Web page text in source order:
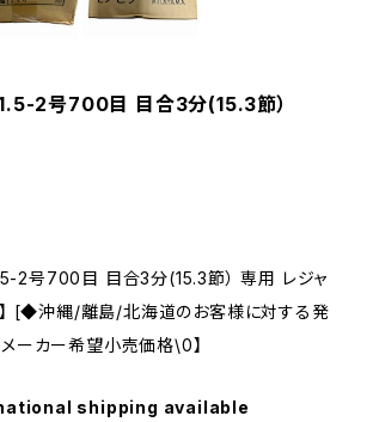
2号700目 目合3分(15.3節）
2号700目 目合3分(15.3節） 専用 レジャ
】 [◆沖縄/離島/北海道のお客様に対する発
ーカー希望小売価格\0】
shipping available